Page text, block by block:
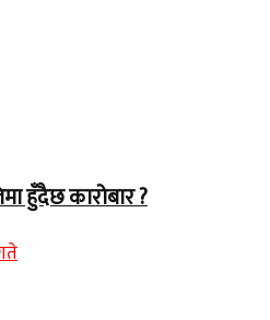
हुँदैछ कारोबार ?